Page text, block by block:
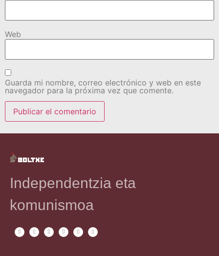
Web
Guarda mi nombre, correo electrónico y web en este
navegador para la próxima vez que comente.
Independentzia eta
komunismoa